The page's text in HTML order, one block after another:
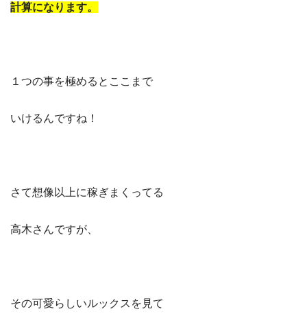
計算になります。
１つの事を極めるとここまで
いけるんですね！
さて想像以上に稼ぎまくってる
高木さんですが、
その可愛らしいルックスを見て